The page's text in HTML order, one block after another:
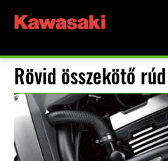
Rövid összekötő